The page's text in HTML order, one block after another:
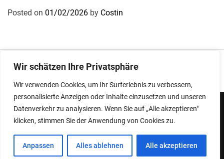
Wir schätzen Ihre Privatsphäre
Wir verwenden Cookies, um Ihr Surferlebnis zu verbessern,
personalisierte Anzeigen oder Inhalte einzusetzen und unseren
Datenverkehr zu analysieren. Wenn Sie auf „Alle akzeptieren"
klicken, stimmen Sie der Anwendung von Cookies zu.
Anpassen Alles ablehnen Alle akzeptieren
Posted on 01/02/2026 by Costin
Designed & Developed by ThemeinWP Team